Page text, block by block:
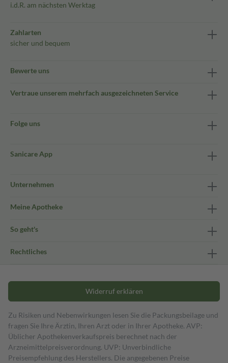
i.d.R. am nächsten Werktag
Zahlarten
sicher und bequem
Bewerte uns
Vertraue unserem mehrfach ausgezeichneten Service
Folge uns
Sanicare App
Unternehmen
Meine Apotheke
So geht's
Rechtliches
Widerruf erklären
Zu Risiken und Nebenwirkungen lesen Sie die Packungsbeilage und
fragen Sie Ihre Ärztin, Ihren Arzt oder in Ihrer Apotheke. AVP:
Üblicher Apothekenverkaufspreis berechnet nach der
Arzneimittelpreisverordnung. UVP: Unverbindliche
Preisempfehlung des Herstellers. Die angegebenen Preise